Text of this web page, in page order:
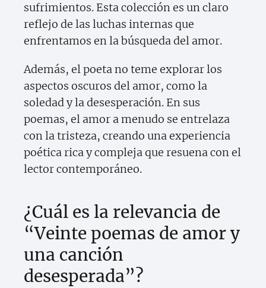
sufrimientos. Esta colección es un claro
reflejo de las luchas internas que
enfrentamos en la búsqueda del amor.
Además, el poeta no teme explorar los
aspectos oscuros del amor, como la
soledad y la desesperación. En sus
poemas, el amor a menudo se entrelaza
con la tristeza, creando una experiencia
poética rica y compleja que resuena con el
lector contemporáneo.
¿Cuál es la relevancia de
“Veinte poemas de amor y
una canción
desesperada”?